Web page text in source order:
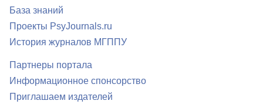
База знаний
Проекты PsyJournals.ru
История журналов МГППУ
Партнеры портала
Информационное спонсорство
Приглашаем издателей